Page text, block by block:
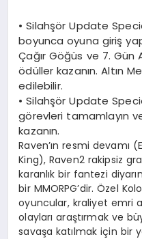
•Silahşör Update
boyunca oyuna giriş
Çağır Göğüs ve 7.
ödüller kazanın. Altın
edilebilir.
•Silahşör Update
görevleri tamamlayın
kazanın.
Raven’ın resmi devamı (
King),Raven2rakipsiz
karanlık bir fantezi
bir MMORPG’dir. Özel
oyuncular, kraliyet emri
olayları araştırmak ve
savaşa katılmak için bir